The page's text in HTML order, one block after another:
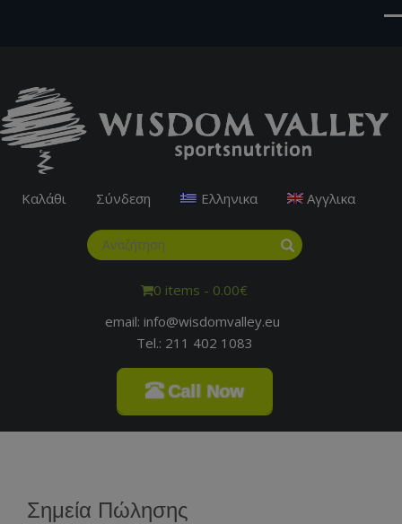
Καλάθι Σύνδεση Ελληνικα Αγγλικα
0 items - 0.00€
email: info@wisdomvalley.eu
Tel.: 211 402 1083
Call Now
Σημεία Πώλησης